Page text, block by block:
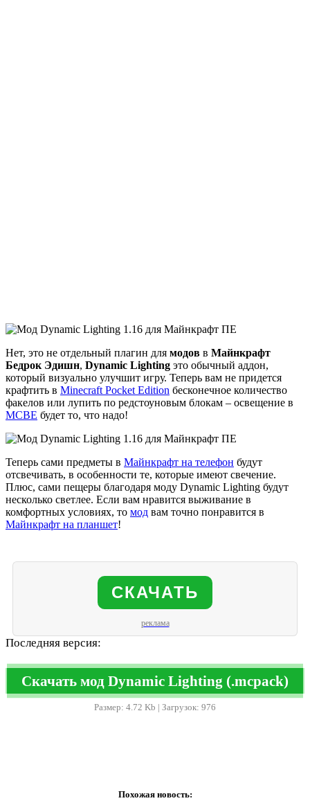
Нет, это не отдельный плагин для модов в Майнкрафт
Бедрок Эдишн, Dynamic Lighting это обычный аддон,
который визуально улучшит игру. Теперь вам не придется
крафтить в Minecraft Pocket Edition бесконечное количество
факелов или лупить по редстоуновым блокам – освещение в
MCBE будет то, что надо!
Теперь сами предметы в Майнкрафт на телефон будут
отсвечивать, в особенности те, которые имеют свечение.
Плюс, сами пещеры благодаря моду Dynamic Lighting будут
несколько светлее. Если вам нравится выживание в
комфортных условиях, то мод вам точно понравится в
Майнкрафт на планшет!
СКАЧАТЬ
реклама
Последняя версия:
Скачать мод Dynamic Lighting (.mcpack)
Размер: 4.72 Kb | Загрузок: 976
Похожая новость: